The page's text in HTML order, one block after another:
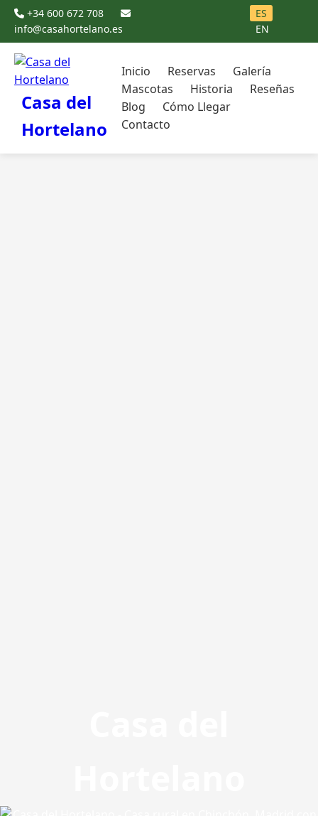
+34 600 672 708
info@casahortelano.es
ES
EN
Casa del
Hortelano
Inicio Reservas
Galería
Mascotas
Historia
Reseñas
Blog
Cómo Llegar
Contacto